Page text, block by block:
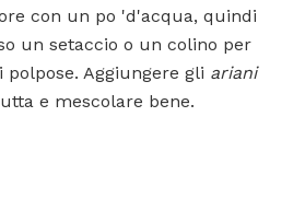
con un po 'd'acqua, quindi
un setaccio o un colino per
Aggiungere gli ariani
e mescolare bene.